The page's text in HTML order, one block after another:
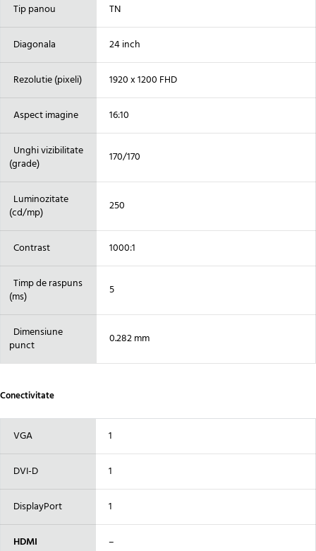
Tip panou TN
Diagonala 24 inch
Rezolutie (pixeli) 1920 x 1200 FHD
Aspect imagine 16:10
Unghi vizibilitate
(grade)
170/170
Luminozitate
(cd/mp)
250
Contrast 1000:1
Timp de raspuns
(ms)
5
Dimensiune
punct
0.282 mm
Conectivitate
VGA 1
DVI-D 1
DisplayPort 1
HDMI –